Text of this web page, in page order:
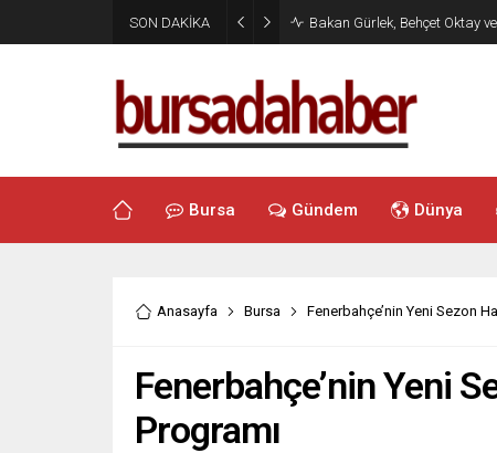
SON DAKİKA Bakan Gürlek, Behçet Oktay
Bursa Gündem Dünya
Anasayfa Bursa Fenerbahçe’nin Yeni Sezon
Fenerbahçe’nin Yeni
Programı